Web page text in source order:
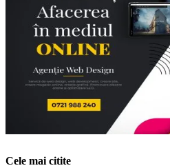
Cele mai citite